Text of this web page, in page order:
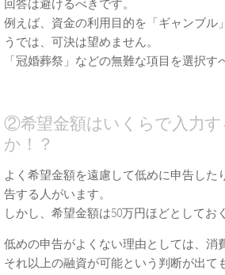
回答は避けるべきです。
例えば、資金の利用目的を「ギャンブル
うでは、可決は望めません。
「冠婚葬祭」などの無難な項目を選択す
②希望金額はいくらで入力す
か！？
よく希望金額を遠慮して低めに申告した
告する人がいます。
しかし、希望金額は50万円ほどとしてお
低めの申告がよくない理由としては、消
それ以上の融資が可能という判断が出て